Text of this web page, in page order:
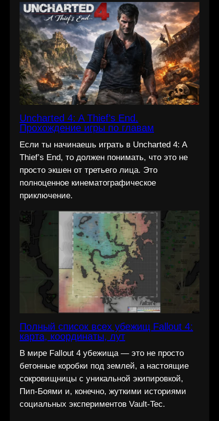
Uncharted 4: A Thief’s End.
Прохождение игры по главам
Если ты начинаешь играть в Uncharted 4: A
Thief’s End, то должен понимать, что это не
просто экшен от третьего лица. Это
полноценное кинематографическое
приключение.
Полный список всех убежищ Fallout 4:
карта, координаты, лут
В мире Fallout 4 убежища — это не просто
бетонные коробки под землей, а настоящие
сокровищницы с уникальной экипировкой,
Пип-Боями и, конечно, жуткими историями
социальных экспериментов Vault-Tec.